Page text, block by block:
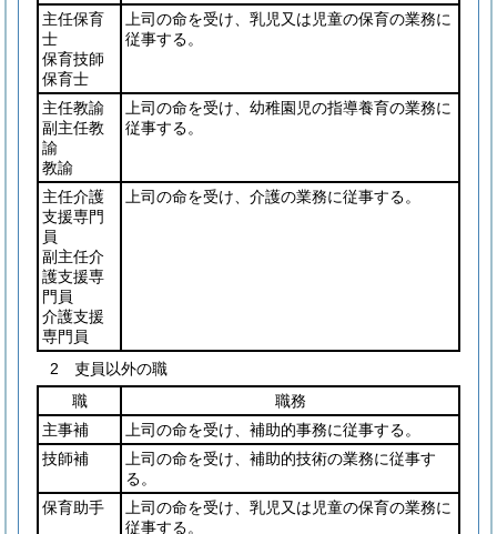
主任保育
士
保育技師
保育士
上司の命を受け、乳児又は児童の保育の業務に
従事する。
主任教諭
副主任教
諭
教諭
上司の命を受け、幼稚園児の指導養育の業務に
従事する。
主任介護
支援専門
員
副主任介
護支援専
門員
介護支援
専門員
上司の命を受け、介護の業務に従事する。
2 吏員以外の職
職
職務
主事補
上司の命を受け、補助的事務に従事する。
技師補
上司の命を受け、補助的技術の業務に従事す
る。
保育助手
上司の命を受け、乳児又は児童の保育の業務に
従事する。